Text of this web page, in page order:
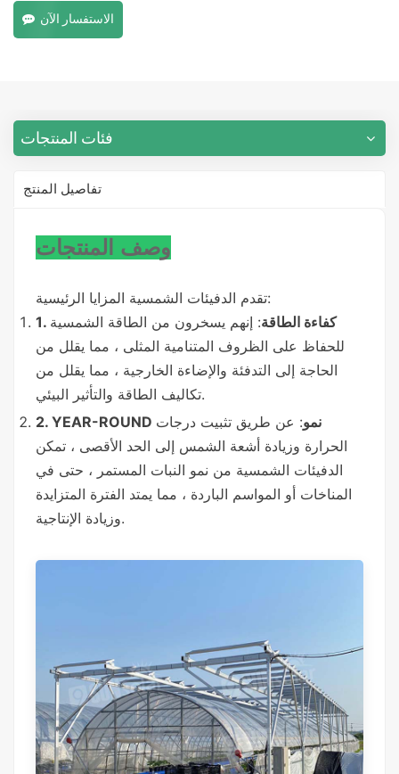
الاستفسار الآن
فئات المنتجات
تفاصيل المنتج
وصف المنتجات
تقدم الدفيئات الشمسية المزايا الرئيسية:
1. كفاءة الطاقة: إنهم يسخرون من الطاقة الشمسية
للحفاظ على الظروف المتنامية المثلى ، مما يقلل من
الحاجة إلى التدفئة والإضاءة الخارجية ، مما يقلل من
تكاليف الطاقة والتأثير البيئي.
2. YEAR-ROUND نمو: عن طريق تثبيت درجات
الحرارة وزيادة أشعة الشمس إلى الحد الأقصى ، تمكن
الدفيئات الشمسية من نمو النبات المستمر ، حتى في
المناخات أو المواسم الباردة ، مما يمتد الفترة المتزايدة
وزيادة الإنتاجية.